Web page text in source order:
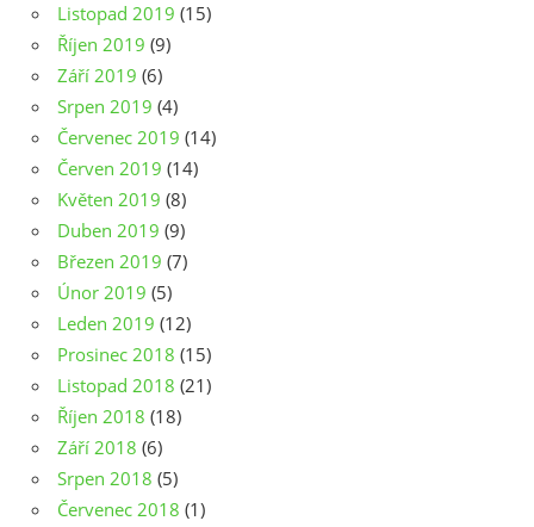
Listopad 2019 (15)
Říjen 2019 (9)
Září 2019 (6)
Srpen 2019 (4)
Červenec 2019 (14)
Červen 2019 (14)
Květen 2019 (8)
Duben 2019 (9)
Březen 2019 (7)
Únor 2019 (5)
Leden 2019 (12)
Prosinec 2018 (15)
Listopad 2018 (21)
Říjen 2018 (18)
Září 2018 (6)
Srpen 2018 (5)
Červenec 2018 (1)